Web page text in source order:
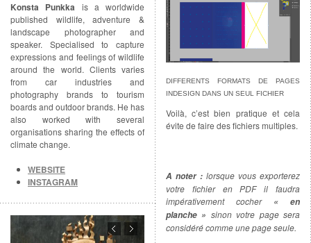
DIFFERENTS FORMATS DE PAGES
INDESIGN DANS UN SEUL FICHIER
Voilà, c’est bien pratique et cela
évite de faire des fichiers multiples.
A noter : lorsque vous exporterez
votre fichier en PDF il faudra
impérativement cocher « en
planche » sinon votre page sera
considéré comme une page seule.
Konsta Punkka is a worldwide
published wildlife, adventure &
landscape photographer and
speaker. Specialised to capture
expressions and feelings of wildlife
around the world. Clients varies
from car industries and
photography brands to tourism
boards and outdoor brands. He has
also worked with several
organisations sharing the effects of
climate change.
WEBSITE
INSTAGRAM